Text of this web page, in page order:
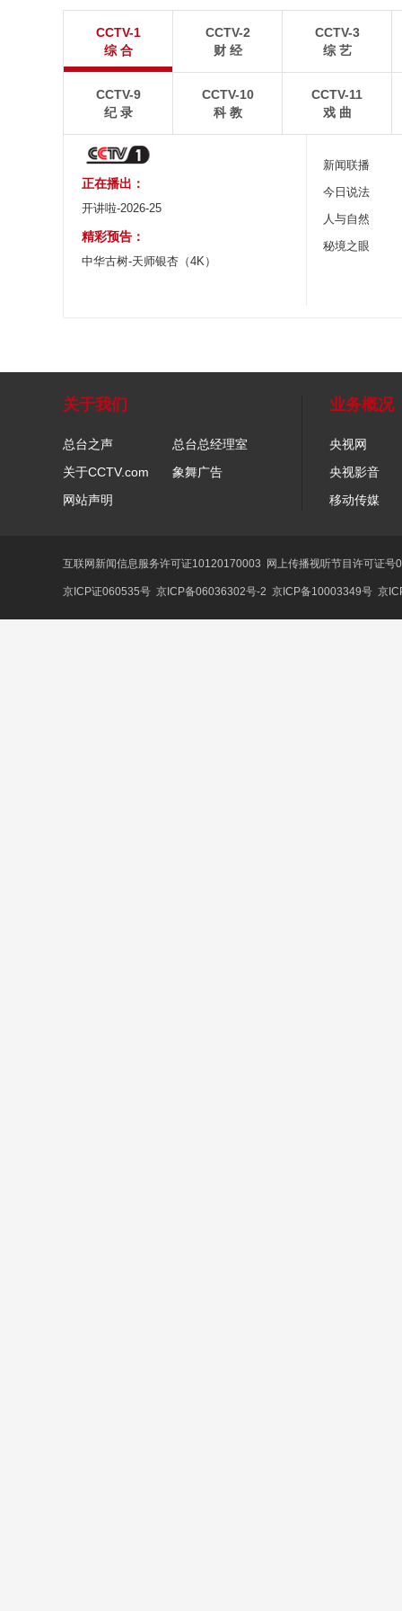
炎炎夏日，暑期旅游热度持续攀升。人们亲近山水，
拥抱自然，在旅途中放松身心、增长见识。
8月6日，重庆梁平星
CCTV-1
综 合
CCTV-2
财 经
CCTV-3
综 艺
CCTV-9
纪 录
CCTV-10
科 教
CCTV-11
戏 曲
正在播出：
开讲啦-2026-25
精彩预告：
中华古树-天师银杏（4K）
新闻联播
今日说法
人与自然
秘境之眼
关于我们
总台之声
总台总经理室
关于CCTV.com
象舞广告
网站声明
业务概况
央视网
央视影音
移动传媒
互联网新闻信息服务许可证10120170003 网上传播视听节目许可证
京ICP证060535号 京ICP备06036302号-2 京ICP备10003349号 京